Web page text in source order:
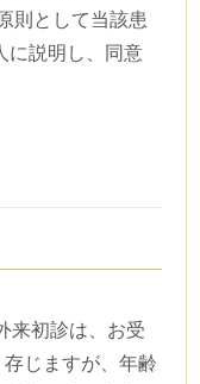
則として当該患
に説明し、同意
来初診は、お受
じますが、年齢